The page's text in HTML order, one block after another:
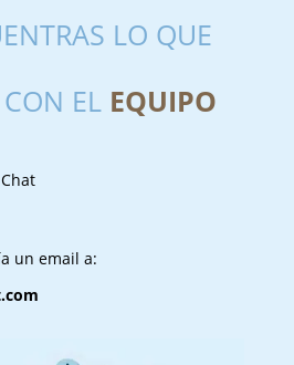
LO QUE
EL EQUIPO
un email a: